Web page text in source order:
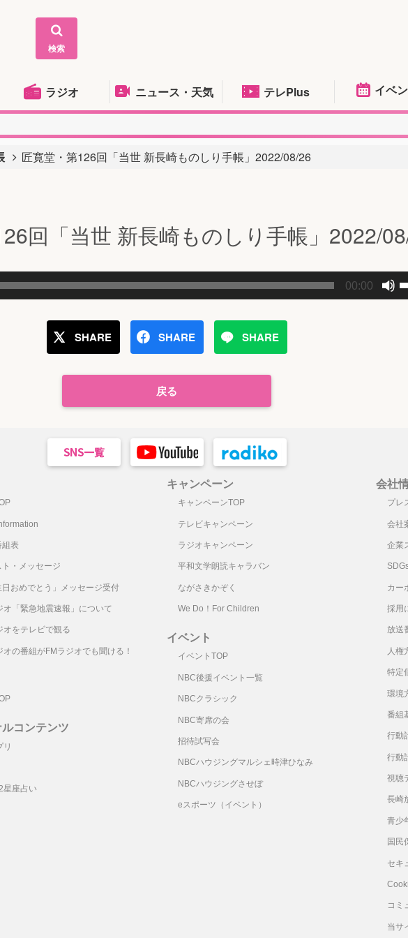
検索
ラジオ ニュース・天気 テレPlus イベ
匠寛堂・第126回「当世 新長崎ものしり手帳」2022/08/26
回「当世 新長崎ものしり手帳」2022/
00:00
SHARE SHARE SHARE
戻る
組表
ト・メッセージ
日おめでとう」メッセージ受付
オ「緊急地震速報」について
オをテレビで観る
オの番組がFMラジオでも聞ける！
コンテンツ
リ
星座占い
キャンペーン
キャンペーンTOP
テレビキャンペーン
ラジオキャンペーン
平和文学朗読キャラバン
ながさきかぞく
We Do！For Children
イベント
イベントTOP
NBC後援イベント一覧
NBCクラシック
NBC寄席の会
招待試写会
NBCハウジングマルシェ時津ひなみ
NBCハウジングさせぼ
eスポーツ（イベント）
会社
プレ
会社
企業
カー
採用
放送
人権
特定
環境
番組
行動
行動
視聴
長崎
青少
国民
セキ
コミ
当サ